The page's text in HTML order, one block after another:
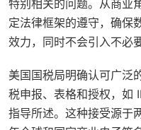
特别相关的问题。从商业
定法律框架的遵守，确保
效力，同时不会引入不必
美国国税局明确认可广泛
税申报、表格和授权，如
指导所述。这种接受源于